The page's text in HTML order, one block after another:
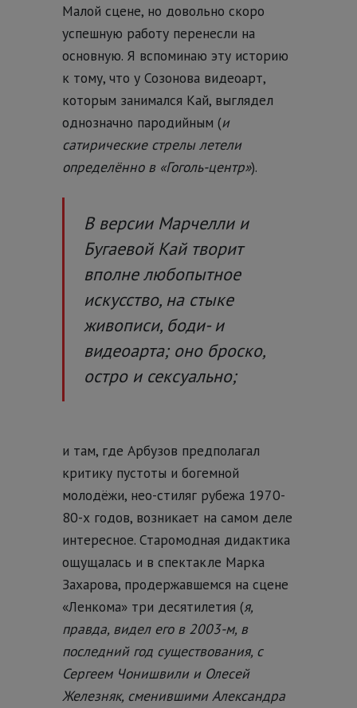
Малой сцене, но довольно скоро
успешную работу перенесли на
основную. Я вспоминаю эту историю
к тому, что у Созонова видеоарт,
которым занимался Кай, выглядел
однозначно пародийным (и
сатирические стрелы летели
определённо в «Гоголь-центр»).
В версии Марчелли и
Бугаевой Кай творит
вполне любопытное
искусство, на стыке
живописи, боди- и
видеоарта; оно броско,
остро и сексуально;
и там, где Арбузов предполагал
критику пустоты и богемной
молодёжи, нео-стиляг рубежа 1970-
80-х годов, возникает на самом деле
интересное. Старомодная дидактика
ощущалась и в спектакле Марка
Захарова, продержавшемся на сцене
«Ленкома» три десятилетия (я,
правда, видел его в 2003-м, в
последний год существования, с
Сергеем Чонишвили и Олесей
Железняк, сменившими Александра